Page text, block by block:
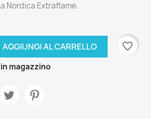
Nordica Extraflame.
AGGIUNGI AL CARRELLO
favorite_border
magazzino